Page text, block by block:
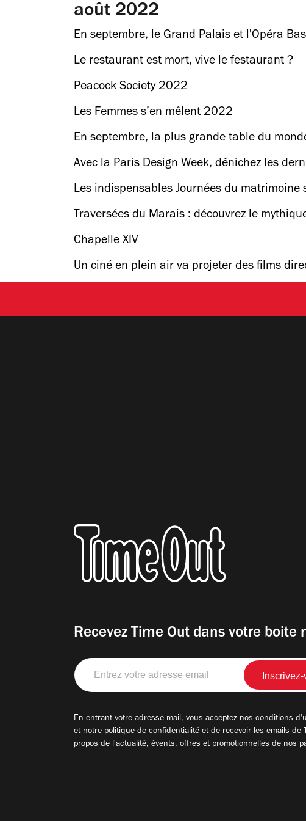
août 2022
En septembre, le Grand Palais et l'Opéra
Le restaurant est mort, vive le festaurant ?
Peacock Society 2022
Les Femmes s’en mêlent 2022
En septembre, la plus grande table du
Avec la Paris Design Week, dénichez les
Les indispensables Journées du matrimoine
Traversées du Marais : découvrez le
Chapelle XIV
Un ciné en plein air va projeter des films
Recevez Time Out dans votre boite
Entrez
votre
adresse
En entrant votre adresse mail, vous acceptez nos conditions
et notre politique de confidentialité et de recevoir les emails de
propos de l'actualité, évents, offres et promotionnelles de nos